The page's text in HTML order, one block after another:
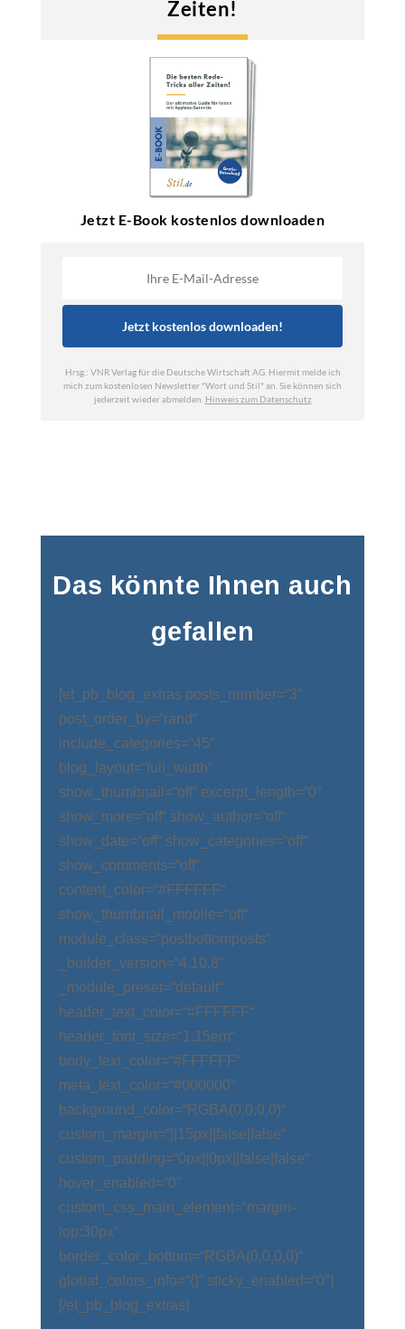
Das könnte Ihnen auch
gefallen
[et_pb_blog_extras posts_number=“3″
post_order_by=“rand“
include_categories=“45″
blog_layout=“full_width“
show_thumbnail=“off“ excerpt_length=“0″
show_more=“off“ show_author=“off“
show_date=“off“ show_categories=“off“
show_comments=“off“
content_color=“#FFFFFF“
show_thumbnail_mobile=“off“
module_class=“postbottomposts“
_builder_version=“4.10.8″
_module_preset=“default“
header_text_color=“#FFFFFF“
header_font_size=“1.15em“
body_text_color=“#FFFFFF“
meta_text_color=“#000000″
background_color=“RGBA(0,0,0,0)“
custom_margin=“||15px||false|false“
custom_padding=“0px||0px||false|false“
hover_enabled=“0″
custom_css_main_element=“margin-
top:30px“
border_color_bottom=“RGBA(0,0,0,0)“
global_colors_info=“{}“ sticky_enabled=“0″]
[/et_pb_blog_extras]